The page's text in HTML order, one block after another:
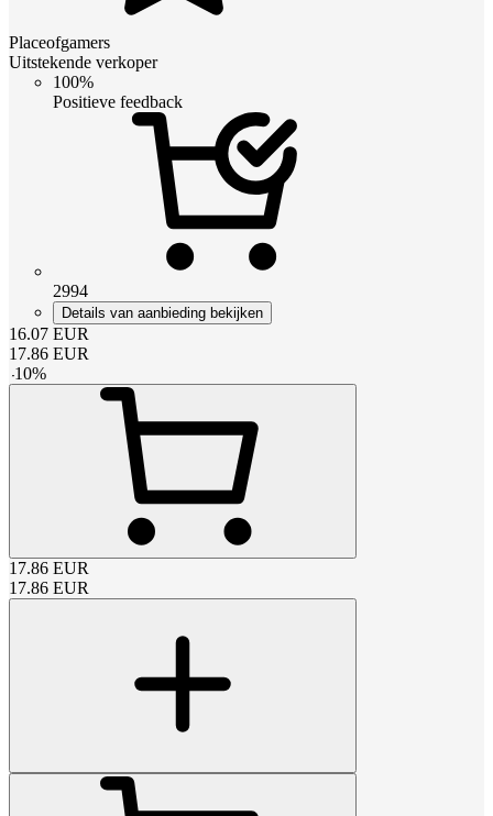
Placeofgamers
Uitstekende verkoper
100%
Positieve feedback
2994
Details van aanbieding bekijken
16.07 EUR
17.86 EUR
-10%
17.86 EUR
17.86 EUR